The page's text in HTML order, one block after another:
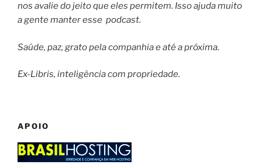
nos avalie do jeito que eles permitem. Isso ajuda muito
a gente manter esse podcast.
Saúde, paz, grato pela companhia e até a próxima.
Ex-Libris, inteligência com propriedade.
APOIO